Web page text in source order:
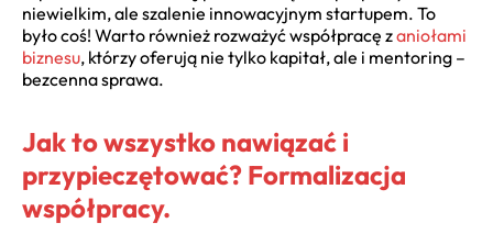
niewielkim, ale szalenie innowacyjnym startupem. To
było coś! Warto również rozważyć współpracę zaniołami
biznesu, którzy oferują nie tylko kapitał, ale i mentoring –
bezcenna sprawa.
Jak to wszystko nawiązać i
przypieczętować? Formalizacja
współpracy.